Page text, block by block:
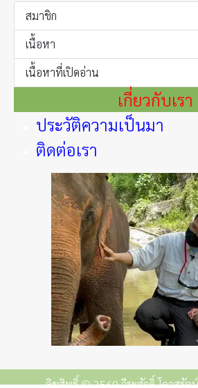
สมาชิก
เนื้อหา
เนื้อหาที่เปิดอ่าน
เกี่ยวกับเรา
ประวัติความเป็นมา
ติดต่อเรา
ลิขสิทธิ์ © 2569 วีระศักดิ์ โควสุรัต